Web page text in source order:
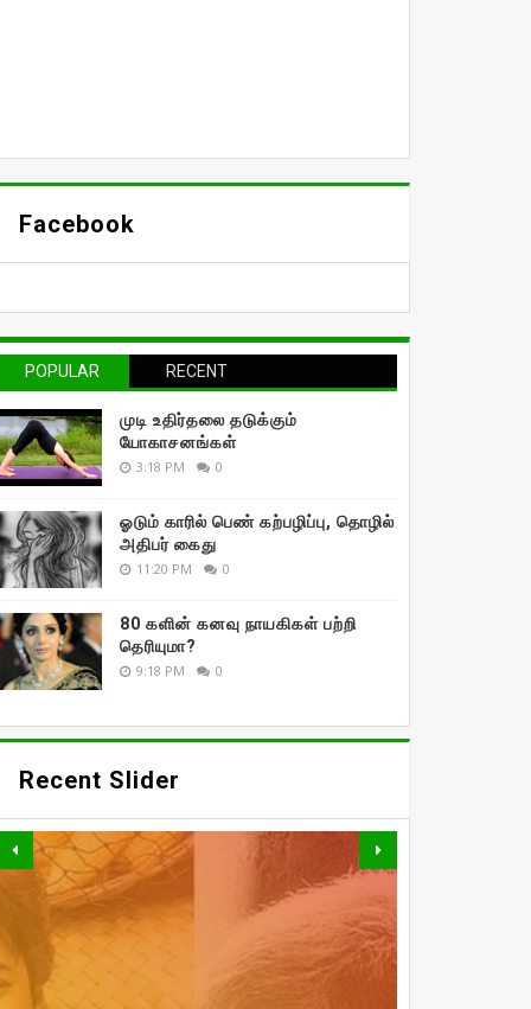
Facebook
POPULAR RECENT
முடி உதிர்தலை தடுக்கும்
யோகாசனங்கள்
3:18 PM 0
ஓடும் காரில் பெண் கற்பழிப்பு, தொழில்
அதிபர் கைது
11:20 PM 0
80 களின் கனவு நாயகிகள் பற்றி
தெரியுமா?
9:18 PM 0
Recent Slider